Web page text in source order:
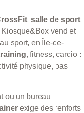
, salle de sport
vend et
sport, en Île-de-
, fitness, cardio :
physique, pas
ou un bureau
exige des renforts